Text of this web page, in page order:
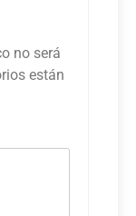
no será
están